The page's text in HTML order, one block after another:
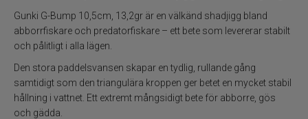
Flugbindning
Vinterfiske
Gunki G-Bump 10,5cm, 13,2gr är en välkänd shadjigg bland
abborrfiskare och predatorfiskare – ett bete som levererar stabilt
och pålitligt i alla lägen.
Den stora paddelsvansen skapar en tydlig, rullande gång
samtidigt som den triangulära kroppen ger betet en mycket stabil
hållning i vattnet. Ett extremt mångsidigt bete för abborre, gös
och gädda.